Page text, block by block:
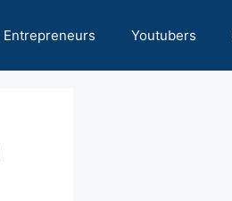
Entrepreneurs Youtubers